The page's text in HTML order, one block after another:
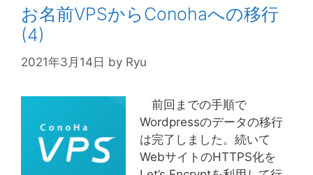
お名前VPSからConohaへの移行
(4)
2021年3月14日 by Ryu
前回までの手順で
Wordpressのデータの移行
は完了しました。続いて
WebサイトのHTTPS化を